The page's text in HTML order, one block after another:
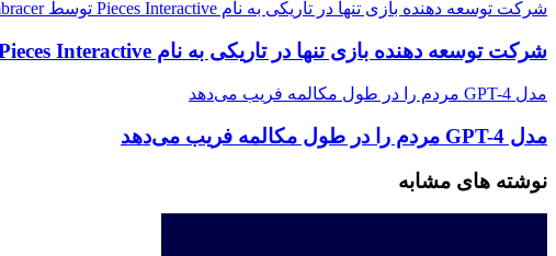
شرکت توسعه دهنده بازی تنها در تاریکی به نام Pieces Interactive توسط Embracer تعطیل شد
شرکت توسعه دهنده بازی تنها در تاریکی به نام Pieces Interactive توسط Embracer تعطیل شد
مدل GPT-4 مردم را در طول مکالمه فریب می‌دهد
مدل GPT-4 مردم را در طول مکالمه فریب می‌دهد
نوشته های مشابه